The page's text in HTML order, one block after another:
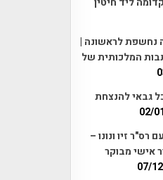
נחשפת לראשונה |
המלכותית של
גבאי להנצחת
02/
זיו ונונו –
אישי מבוקר
07/